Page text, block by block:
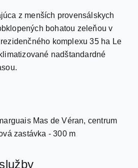
komplexu 35 ha Le
nadštandardné
Mas de Véran, centrum